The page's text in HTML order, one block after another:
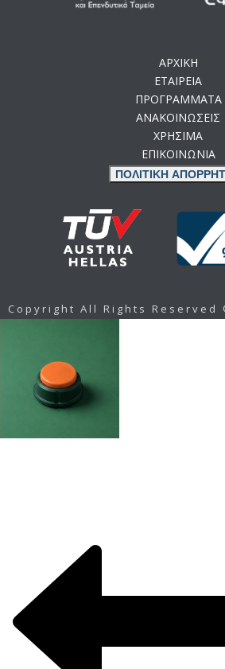
ΑΡΧΙΚΗ
ΕΤΑΙΡΕΙΑ
ΠΡΟΓΡΑΜΜΑΤΑ
ΑΝΑΚΟΙΝΩΣΕΙΣ
ΧΡΗΣΙΜΑ
ΕΠΙΚΟΙΝΩΝΙΑ
ΠΟΛΙΤΙΚΗ
Copyright All Rights Reserved